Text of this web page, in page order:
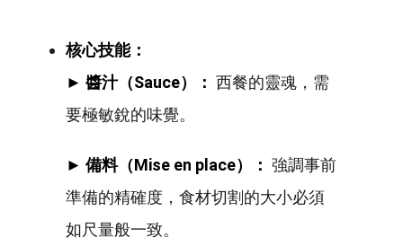
核心技能：
► 醬汁（Sauce）： 西餐的靈魂，需
要極敏銳的味覺。
► 備料（Mise en place）： 強調事前
準備的精確度，食材切割的大小必須
如尺量般一致。